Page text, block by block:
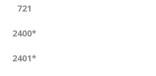
721
2400*
2401*